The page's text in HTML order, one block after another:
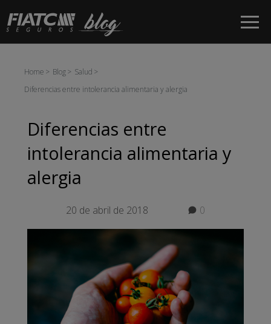
Saltar al contenido principal
Home Blog
Salud
Diferencias entre intolerancia alimentaria y alergia
Diferencias entre
intolerancia alimentaria y
alergia
20 de abril de 2018 0